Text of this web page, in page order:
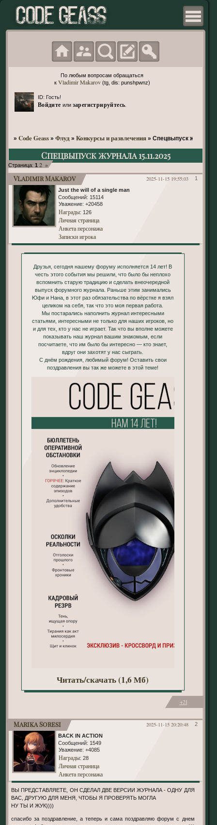
По любым вопросам обращаться
к Vladimir Makarov(tg, dis: punshpwnz)
ID: Гость!
Войдите или зарегистрируйтесь
» Code Geass » Флуд » Конкурсы и развлечения » Спецвыпуск журнала
Спецвыпуск журнала 15.11.2025
Страница: 1 2 »
1
2025-11-15 19:55:03
Vladimir Makarov
Just the will of a single man
Сообщений: 15114
Уважение: +20458
Награды: 126
Личная страница
Анкета персонажа
Записки игрока
Друзья, сегодня нашему форуму исполняется 14 лет! В
честь этого события мы решили, что было бы неплохо
вспомнить старую традицию и сделать внеочередной
выпуск форумного журнала. Раньше этим занимались
Юфи и Нана, в этот раз обязательства по вёрстке я взял
целиком на себя, так что это моя первая работа.
Мы постарались наполнить журнал интересными
статьями, интересными не только для наших игроков, но
и для тех, кто у нас не играет. Так что вы вполне можете
показывать наш журнал вашим знакомым, если
посчитаете, что им было бы интересно — кто знает,
вдруг они захотят у нас сыграть.
С днём рождения, любимый форум! Оставить свои
поздравления вы так же можете в этой теме!
Читать/скачать (1,6 Мб)
+21
2
2025-11-15 20:20:48
Marika Soresi
BACK IN ACTION
Сообщений: 1549
Уважение: +4085
Награды: 28
Личная страница
Анкета персонажа
ВЫ ПРЕДСТАВЛЯЕТЕ, ОН СДЕЛАЛ ДВЕ ВЕРСИИ ЖУРНАЛА - ОДНУ ДЛЯ
ВАС, ДРУГУЮ ДЛЯ МЕНЯ, ЧТОБЫ Я ПРОВЕРЯТЬ МОГЛА
НУ ТЫ И ЖУК))))
спасибо за поздравление, а теперь и сама поздравляю форум с днем